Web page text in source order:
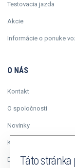
Testovacia jazda
Akcie
Informácie o ponuke
O NÁS
Kontakt
O spoločnosti
Novinky
Kariéra
Duálne vzdelávanie
Táto stránka